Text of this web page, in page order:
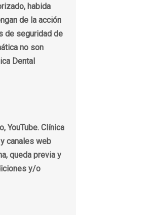
habida
de la acción
de seguridad de
no son
Dental
YouTube. Clínica
canales web
queda previa y
y/o